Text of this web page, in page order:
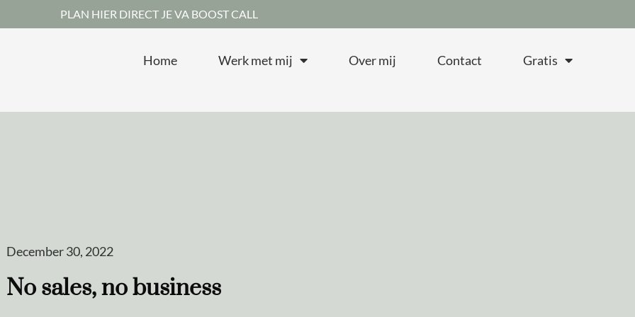
PLAN HIER DIRECT JE VA BOOST CALL
Home Werk met mij Over mij Contact Gratis
December 30, 2022
No sales, no business